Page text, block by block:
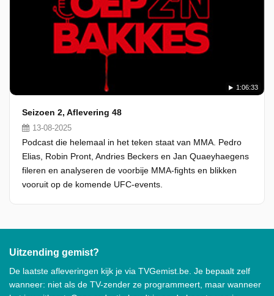
1:06:33
Seizoen 2, Aflevering 48
13-08-2025
Podcast die helemaal in het teken staat van MMA. Pedro
Elias, Robin Pront, Andries Beckers en Jan Quaeyhaegens
fileren en analyseren de voorbije MMA-fights en blikken
vooruit op de komende UFC-events.
Uitzending gemist?
De laatste afleveringen kijk je via TVGemist.be. Je bepaalt zelf
wanneer: niet als de TV-zender ze programmeert, maar wanneer